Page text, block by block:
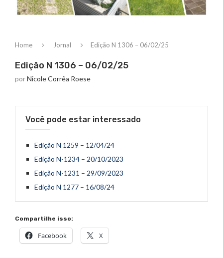
Home Jornal Edição N 1306 – 06/02/25
Edição N 1306 – 06/02/25
porNicole Corrêa Roese
Você pode estar interessado
Edição N 1259 – 12/04/24
Edição N-1234 – 20/10/2023
Edição N-1231 – 29/09/2023
Edição N 1277 – 16/08/24
Compartilhe isso:
Facebook X